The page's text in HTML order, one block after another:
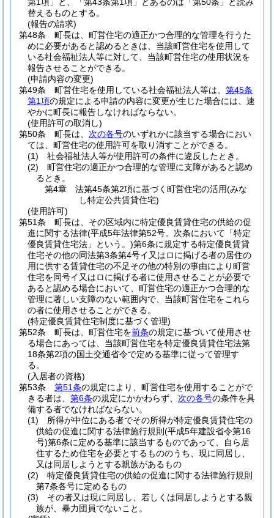
替えるものとする。
(報告の請求)
第48条
町長は、町営住宅の適正かつ合理的な管理を行うた
めに必要があると認めるときは、当該町営住宅を使用して
いる社会福祉法人等に対して、当該町営住宅の使用状況を
報告させることができる。
(申請内容の変更)
第49条
町営住宅を使用している社会福祉法人等は、 第45条
第1項の規定による申請の内容に変更が生じた場合には、速
やかに町長に報告しなければならない。
(使用許可の取消し)
第50条
町長は、 次の各号のいずれかに該当する場合におい
ては、町営住宅の使用許可を取り消すことができる。
(1)
社会福祉法人等が使用許可の条件に違反したとき。
(2)
町営住宅の適正かつ合理的な管理に支障があると認め
るとき。
第4章
法第45条第2項に基づく町営住宅の活用(みな
し特定公共賃貸住宅)
(使用許可)
第51条
町長は、その区域内に特定優良賃貸住宅の供給の促
進に関する法律(平成5年法律第52号。次条において「特定
優良賃貸住宅法」という。)第6条に規定する特定優良賃貸
住宅その他の同法第3条第4号イ又はロに掲げる者の居住の
用に供する賃貸住宅の不足その他の特別の事由により町営
住宅を同号イ又はロに掲げる者に使用させることが必要で
あると認める場合において、町営住宅の適正かつ合理的な
管理に著しい支障のない範囲内で、当該町営住宅をこれら
の者に使用させることができる。
(特定優良賃貸住宅制度に基づく管理)
第52条
町長は、町営住宅を前条の規定に基づいて使用させ
る場合にあっては、当該町営住宅を特定優良賃貸住宅法第
18条第2項の国土交通省令で定める基準に従って管理す
る。
(入居者の資格)
第53条
第51条の規定により、町営住宅を使用することがで
きる者は、 第6条の規定にかかわらず、 次の各号の条件を具
備する者でなければならない。
(1)
所得が中位にある者でその所得が特定優良賃貸住宅の
供給の促進に関する法律施行規則 (平成5年建設省令第16
号)第6条に定める基準に該当するものであって、自ら居
住するため住宅を必要とするもののうち、現に同居し、
又は同居しようとする親族があるもの
(2)
特定優良賃貸住宅の供給の促進に関する法律施行規則
第7条各号に定めるもの
(3)
その者又は現に同居し、若しくは同居しようとする親
族が、暴力団員でないこと。